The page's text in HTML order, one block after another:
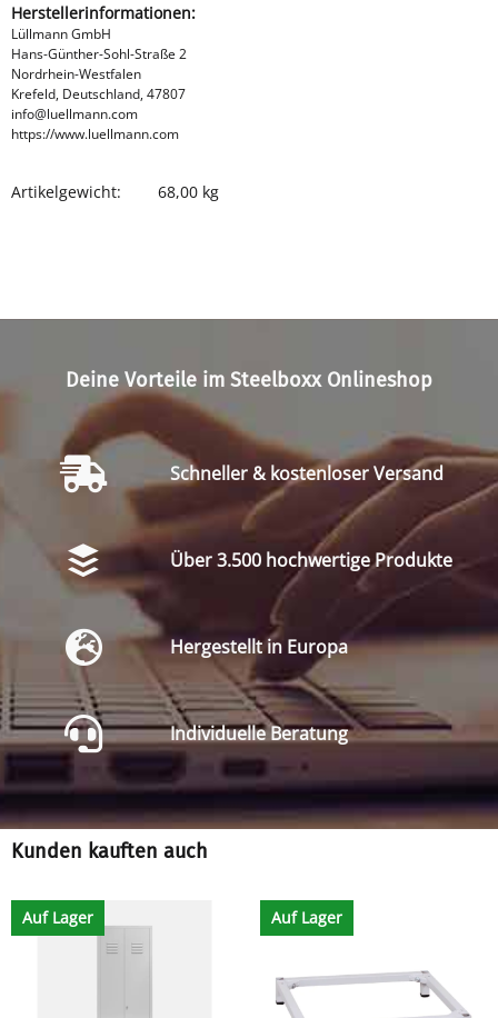
Herstellerinformationen:
Lüllmann GmbH
Hans-Günther-Sohl-Straße 2
Nordrhein-Westfalen
Krefeld, Deutschland, 47807
info@luellmann.com
https://www.luellmann.com
Produkteigenschaft
Wert
Artikelgewicht: 68,00 kg
Deine Vorteile im Steelboxx Onlineshop
Schneller & kostenloser Versand
Über 3.500 hochwertige Produkte
Hergestellt in Europa
Individuelle Beratung
Kunden kauften auch
Auf Lager Auf Lager